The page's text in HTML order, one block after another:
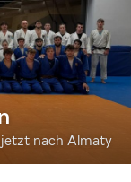
jetzt nach Almaty